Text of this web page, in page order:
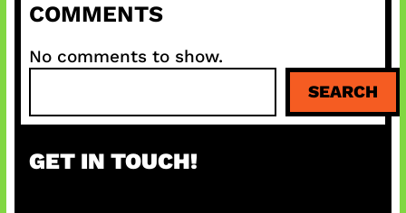
COMMENTS
No comments to show.
a
c
SEARCH
GET IN TOUCH!